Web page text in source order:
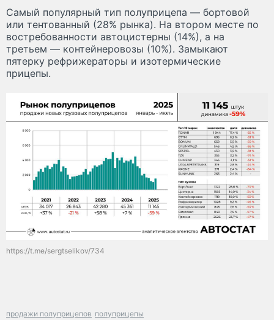
Самый популярный тип полуприцепа — бортовой
или тентованный (28% рынка). На втором месте по
востребованности автоцистерны (14%), а на
третьем — контейнеровозы (10%). Замыкают
пятерку рефрижераторы и изотермические
прицепы.
https://t.me/sergtselikov/734
продажи полуприцепов полуприцепы